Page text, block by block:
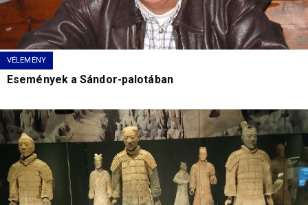
VÉLEMÉNY
Események a Sándor-palotában